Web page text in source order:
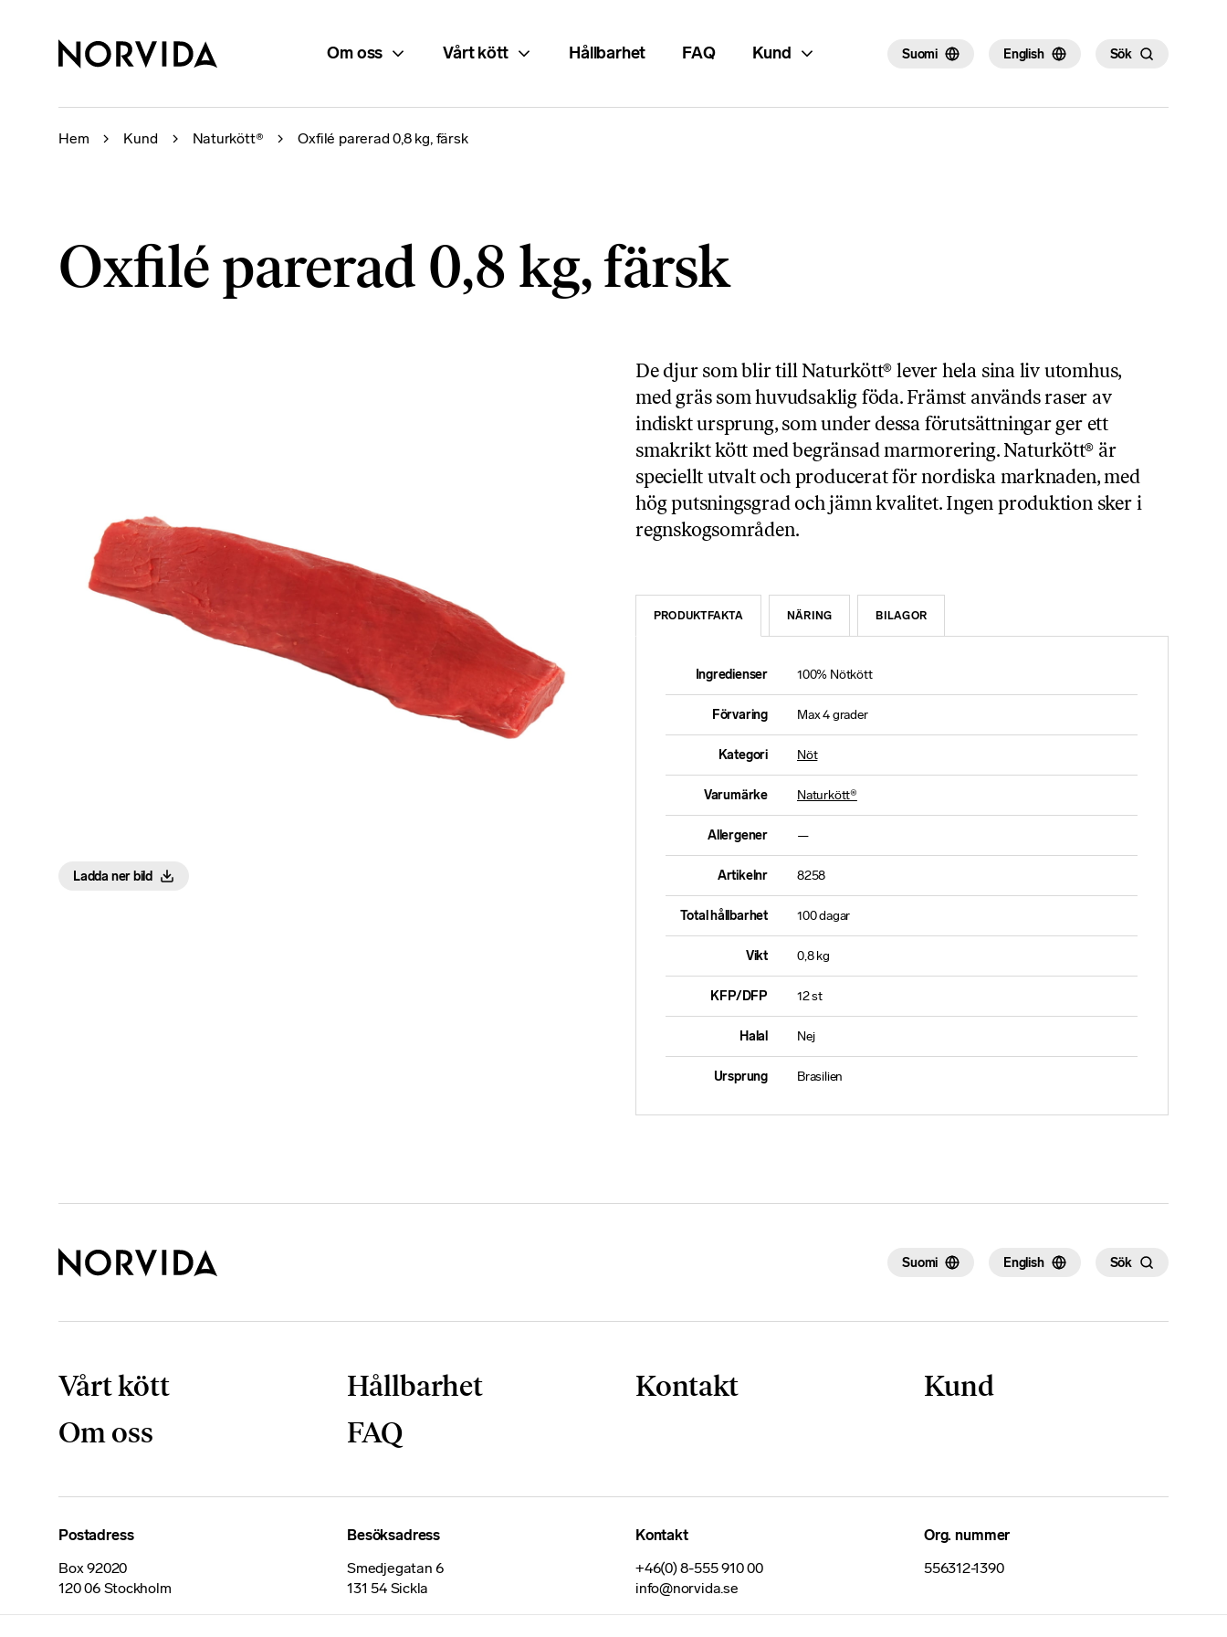
Om oss Vårt kött Hållbarhet FAQ Kund Suomi English Sök
Hem Kund Naturkött® Oxfilé parerad 0,8 kg, färsk
Oxfilé parerad 0,8 kg, färsk
Ladda ner bild
De djur som blir till Naturkött® lever hela sina liv utomhus,
med gräs som huvudsaklig föda. Främst används raser av
indiskt ursprung, som under dessa förutsättningar ger ett
smakrikt kött med begränsad marmorering. Naturkött® är
speciellt utvalt och producerat för nordiska marknaden, med
hög putsningsgrad och jämn kvalitet. Ingen produktion sker i
regnskogsområden.
PRODUKTFAKTA NÄRING BILAGOR
Ingredienser 100% Nötkött
Förvaring Max 4 grader
Kategori Nöt
Varumärke Naturkött®
Allergener —
Artikelnr 8258
Total hållbarhet 100 dagar
Vikt 0,8 kg
KFP/DFP 12 st
Halal Nej
Ursprung Brasilien
Suomi English Sök
Vårt kött Hållbarhet Kontakt
Kund
Om oss
FAQ
Postadress
Box 92020
120 06 Stockholm
Besöksadress
Smedjegatan 6
131 54 Sickla
Kontakt
+46(0) 8-555 910 00
info@norvida.se
Org. nummer
556312-1390